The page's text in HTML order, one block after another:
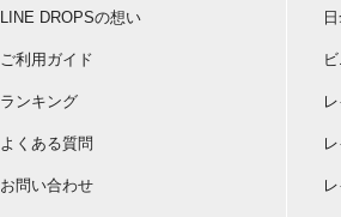
LINE DROPSの想い
ご利用ガイド
ランキング
よくある質問
お問い合わせ